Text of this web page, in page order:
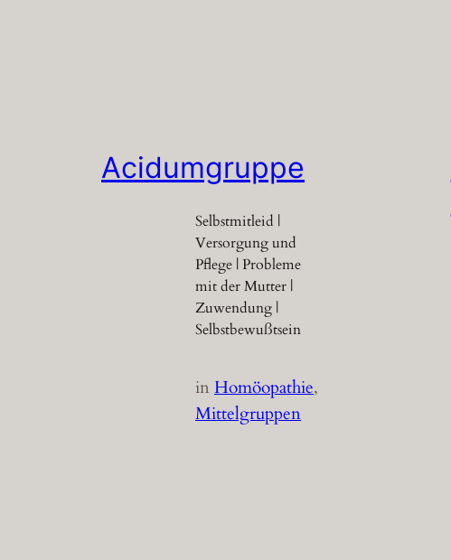
Acidumgruppe
Selbstmitleid |
Versorgung und
Pflege | Probleme
mit der Mutter |
Zuwendung |
Selbstbewußtsein
inHomöopathie
Mittelgruppen